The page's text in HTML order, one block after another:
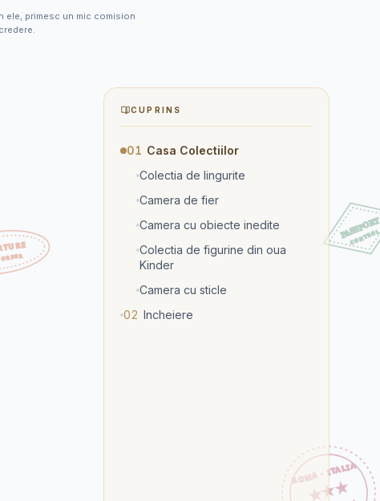
ele, primesc un mic comision
CUPRINS
01 Casa Colectiilor
Colectia de lingurite
Camera de fier
Camera cu obiecte inedite
Colectia de figurine din oua
Kinder
Camera cu sticle
02 Incheiere